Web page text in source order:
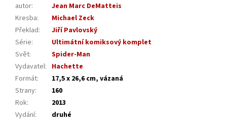
autor:
Jean Marc DeMatteis
Kresba:
Michael Zeck
Překlad:
Jiří Pavlovský
Série:
Ultimátní komiksový komplet
Svět:
Spider-Man
Vydavatel: Hachette
Formát:
17,5 x 26,6 cm, vázaná
Strany:
160
Rok:
2013
Vydání: druhé